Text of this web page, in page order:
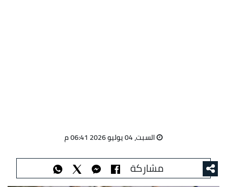
السبت، 04 يوليو 2026 06:41 م
مشاركة